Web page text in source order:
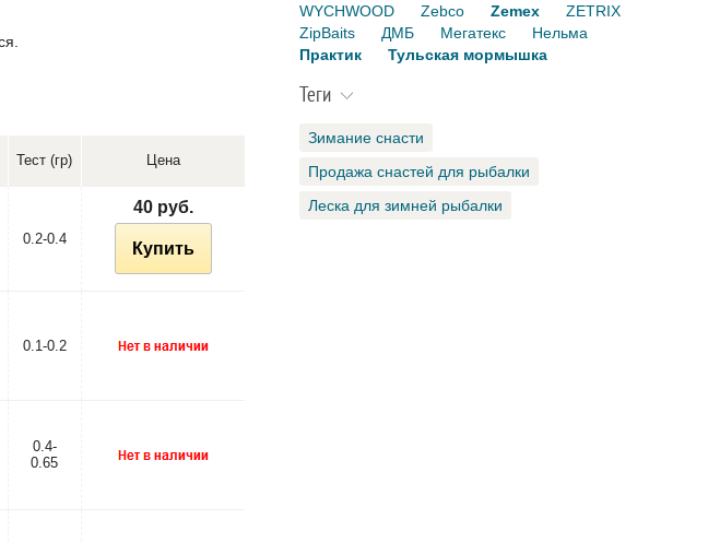
Тест (гр) Цена
0.2-0.4
40 руб.
Купить
0.1-0.2
0.4-
0.65
WYCHWOOD
Zebco Zemex
ZETRIX
ZipBaits
ДМБ Мегатекс
Нельма
Практик
Тульская мормышка
Теги
Зимание снасти
Продажа снастей для рыбалки
Леска для зимней рыбалки